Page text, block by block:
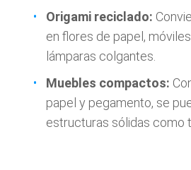
Origami reciclado:
en flores de papel,
lámparas colgantes.
Muebles compactos:
papel y pegamento, se
estructuras sólidas como